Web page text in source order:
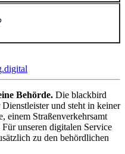
Behörde. Die blackbird
und steht in keiner
einem Straßenverkehrsamt
unseren digitalen Service
zu den behördlichen